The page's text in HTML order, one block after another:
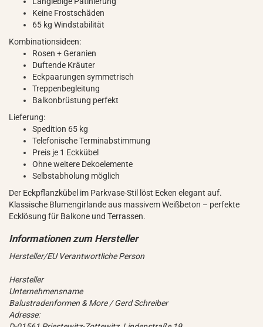
Keine Frostschäden
65 kg Windstabilität
Kombinationsideen:
Rosen + Geranien
Duftende Kräuter
Eckpaarungen symmetrisch
Treppenbegleitung
Balkonbrüstung perfekt
Lieferung:
Spedition 65 kg
Telefonische Terminabstimmung
Preis je 1 Eckkübel
Ohne weitere Dekoelemente
Selbstabholung möglich
Der Eckpflanzkübel im Parkvase-Stil löst Ecken elegant auf.
Klassische Blumengirlande aus massivem Weißbeton – perfekte
Ecklösung für Balkone und Terrassen.
Hersteller/EU Verantwortliche Person
Hersteller
Unternehmensname
Balustradenformen & More / Gerd Schreiber
Adresse: